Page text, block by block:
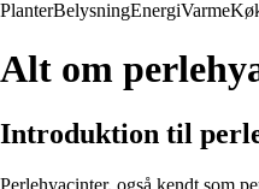
PlanterBelysningEnergiVarme
Alt om
Introduktion til
Perlehyacinter, også kendt som